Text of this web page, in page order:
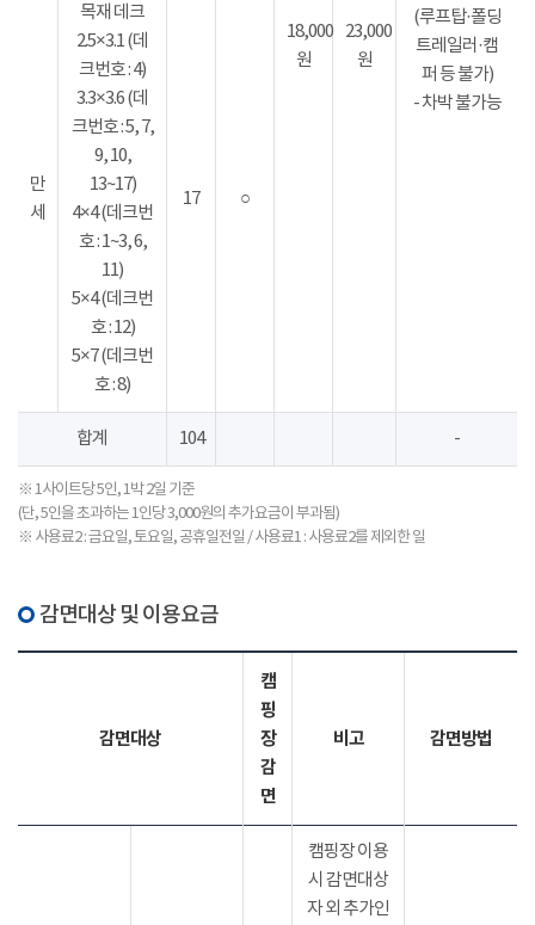
18,000
원
23,000
원
(루프탑·폴딩
트레일러·캠
퍼 등 불가)
- 차박 불가능
만
세
목재 데크
2.5×3.1 (데
크번호 : 4)
3.3×3.6 (데
크번호 : 5, 7,
9, 10,
13~17)
4×4 (데크번
호 : 1~3, 6,
11)
5×4 (데크번
호 : 12)
5×7 (데크번
호 : 8)
17 ○
합계 104 -
※ 1사이트당 5인, 1박 2일 기준
(단, 5인을 초과하는 1인당 3,000원의 추가요금이 부과됨)
※ 사용료2 : 금요일, 토요일, 공휴일전일 / 사용료1 : 사용료2를 제외한 일
감면대상 및 이용요금
감면대상
캠
핑
장
감
면
비고 감면방법
캠핑장 이용
시 감면대상
자 외 추가인